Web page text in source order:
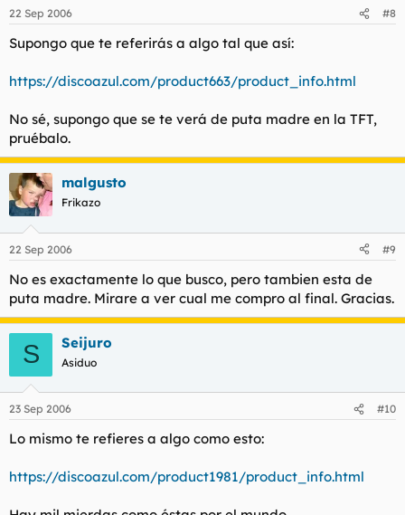
22 Sep 2006 #8
Supongo que te referirás a algo tal que así:
https://discoazul.com/product663/product_info.html
No sé, supongo que se te verá de puta madre en la TFT,
pruébalo.
malgusto
Frikazo
22 Sep 2006 #9
No es exactamente lo que busco, pero tambien esta de
puta madre. Mirare a ver cual me compro al final. Gracias.
S Seijuro
Asiduo
23 Sep 2006 #10
Lo mismo te refieres a algo como esto:
https://discoazul.com/product1981/product_info.html